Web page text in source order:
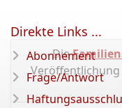
Die
Direkte Links ...
Abonnement
Frage/Antwort